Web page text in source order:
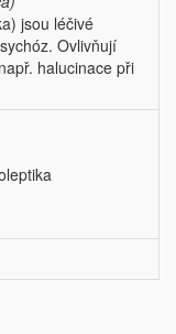
jsou léčivé
Ovlivňují
halucinace při